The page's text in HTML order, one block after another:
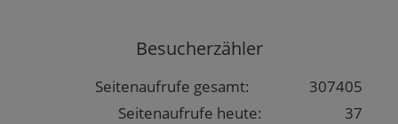
Besucherzähler
307405
Seitenaufrufe gesamt:
37
Seitenaufrufe heute: